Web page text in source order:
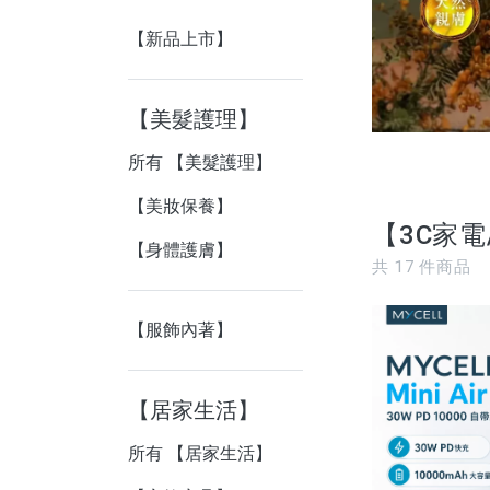
【新品上市】
【美髮護理】
所有 【美髮護理】
【美妝保養】
【身體護膚】
【服飾內著】
【居家生活】
所有 【居家生活】
【3C家
共 17 件商品